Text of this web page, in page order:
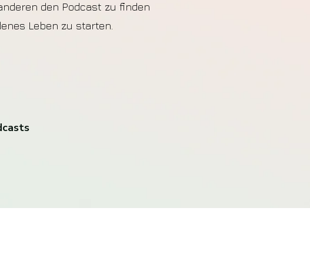
den Podcast zu finden
Leben zu starten.